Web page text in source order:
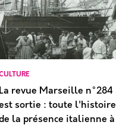
La revue Marseille n°284
sortie : toute l'histoire
la présence italienne à